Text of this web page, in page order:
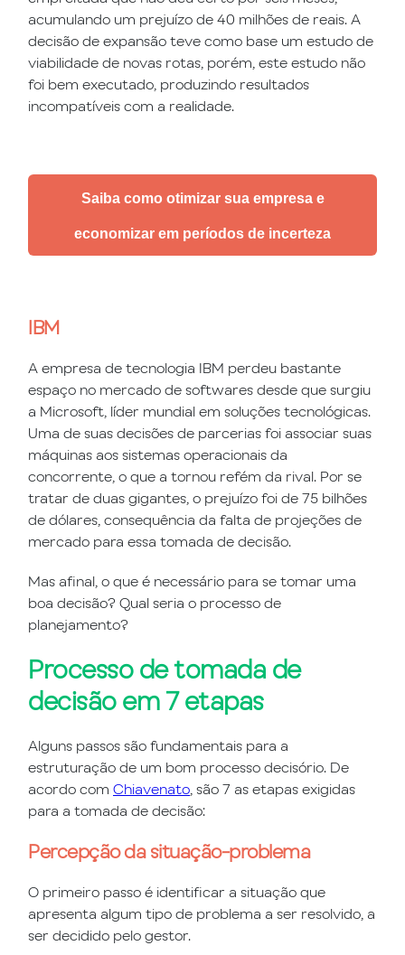
acumulando um prejuízo de 40 milhões de reais. A
decisão de expansão teve como base um estudo de
viabilidade de novas rotas, porém, este estudo não
foi bem executado, produzindo resultados
incompatíveis com a realidade.
Saiba como otimizar sua empresa e
economizar em períodos de incerteza
IBM
A empresa de tecnologia IBM perdeu bastante
espaço no mercado de softwares desde que surgiu
a Microsoft, líder mundial em soluções tecnológicas.
Uma de suas decisões de parcerias foi associar suas
máquinas aos sistemas operacionais da
concorrente, o que a tornou refém da rival. Por se
tratar de duas gigantes, o prejuízo foi de 75 bilhões
de dólares, consequência da falta de projeções de
mercado para essa tomada de decisão.
Mas afinal, o que é necessário para se tomar uma
boa decisão? Qual seria o processo de
planejamento?
Processo de tomada de
decisão em 7 etapas
Alguns passos são fundamentais para a
estruturação de um bom processo decisório. De
acordo com Chiavenato, são 7 as etapas exigidas
para a tomada de decisão:
Percepção da situação-problema
O primeiro passo é identificar a situação que
apresenta algum tipo de problema a ser resolvido, a
ser decidido pelo gestor.